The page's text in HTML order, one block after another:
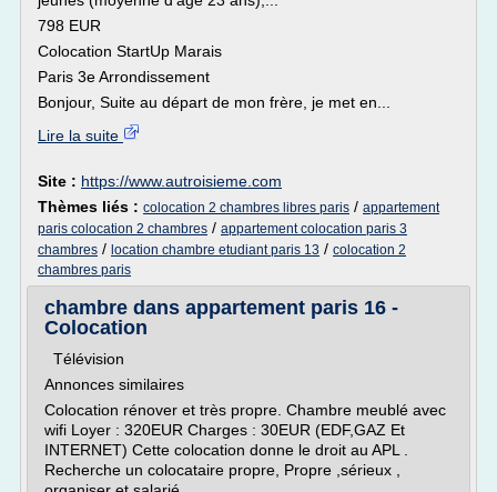
798 EUR
Colocation StartUp Marais
Paris 3e Arrondissement
Bonjour, Suite au départ de mon frère, je met en...
Lire la suite
Site : https://www.autroisieme.com
Thèmes liés : colocation 2 chambres libres paris / appartement
paris colocation 2 chambres / appartement colocation paris 3
chambres / location chambre etudiant paris 13 / colocation 2
chambres paris
chambre dans appartement paris 16 -
Colocation
Télévision
Annonces similaires
Colocation rénover et très propre. Chambre meublé avec
wifi Loyer : 320EUR Charges : 30EUR (EDF,GAZ Et
INTERNET) Cette colocation donne le droit au APL .
Recherche un colocataire propre, Propre ,sérieux ,